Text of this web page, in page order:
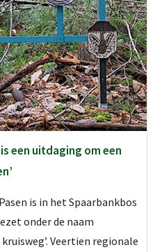
een uitdaging om een
is in het Spaarbankbos
onder de naam
Veertien regionale